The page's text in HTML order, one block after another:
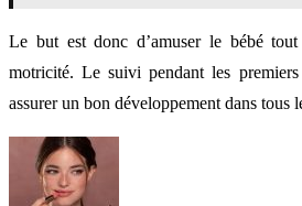
Le but est donc d’amuser le bébé
motricité. Le suivi pendant les
assurer un bon développement dans tous